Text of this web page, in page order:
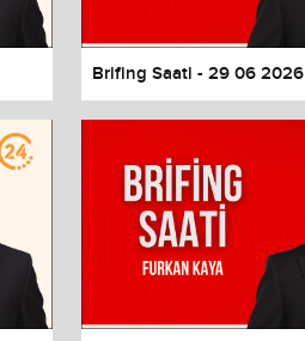
Brifing Saati - 29 06 2026